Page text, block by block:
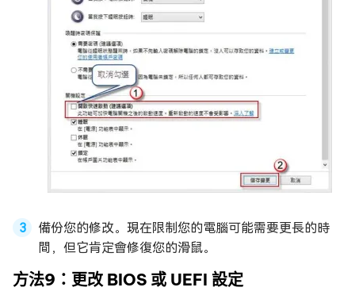
備份您的修改。現在限制您的電腦可能需要更長的時
間，但它肯定會修復您的滑鼠。
方法9：更改 BIOS 或 UEFI 設定